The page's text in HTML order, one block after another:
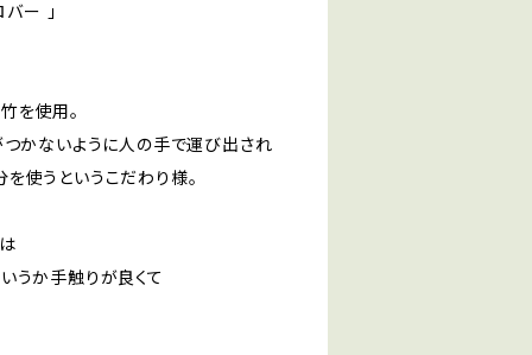
ー 」
を使用。
かないように人の手で運び出され
使うというこだわり様。
うか手触りが良くて